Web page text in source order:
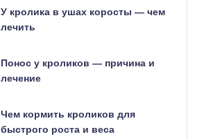
У кролика в ушах коросты — чем
лечить
Понос у кроликов — причина и
лечение
Чем кормить кроликов для
быстрого роста и веса